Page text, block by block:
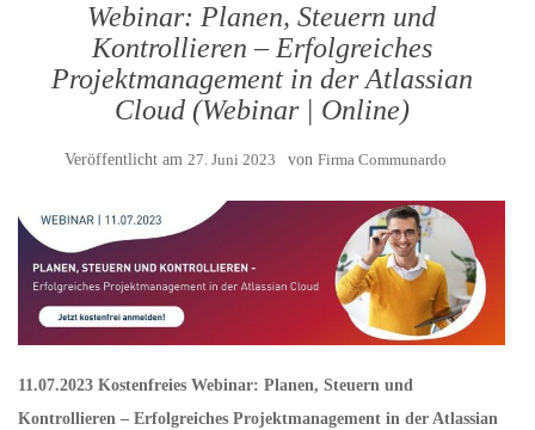
Webinar: Planen, Steuern und
Kontrollieren – Erfolgreiches
Projektmanagement in der Atlassian
Cloud (Webinar | Online)
Veröffentlicht am 27. Juni 2023 von Firma Communardo
11.07.2023 Kostenfreies Webinar: Planen, Steuern und
Kontrollieren – Erfolgreiches Projektmanagement in der Atlassian